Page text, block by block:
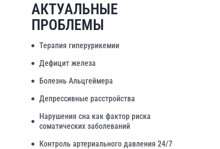
АКТУАЛЬНЫЕ
ПРОБЛЕМЫ
Терапия гиперурикемии
Дефицит железа
Болезнь Альцгеймера
Депрессивные расстройства
Нарушения сна как фактор риска
соматических заболеваний
Контроль артериального давления 24/7